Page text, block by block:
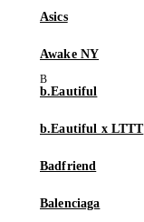
Asics
Awake NY
b.Eautiful
b.Eautiful x LTTT
Badfriend
Balenciaga